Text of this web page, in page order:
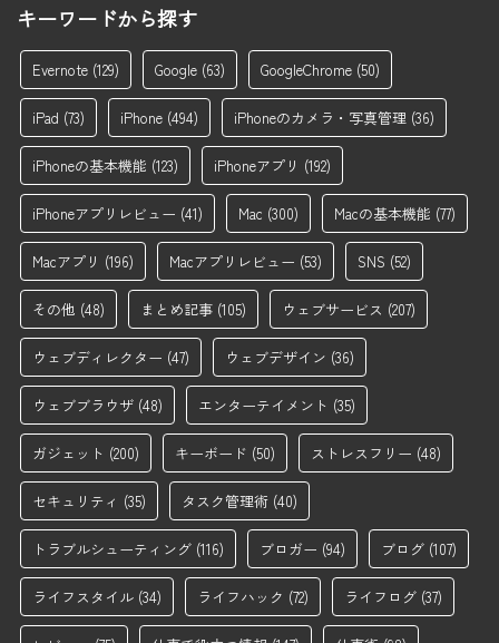
キーワードから探す
Evernote (129) Google (63) GoogleChrome (50)
iPad (73) iPhone (494) iPhoneのカメラ・写真管理 (36)
iPhoneの基本機能 (123) iPhoneアプリ (192)
iPhoneアプリレビュー (41) Mac (300) Macの基本機能 (77)
Macアプリ (196) Macアプリレビュー (53) SNS (52)
その他 (48) まとめ記事 (105) ウェブサービス (207)
ウェブディレクター (47) ウェブデザイン (36)
ウェブブラウザ (48) エンターテイメント (35)
ガジェット (200) キーボード (50) ストレスフリー (48)
セキュリティ (35) タスク管理術 (40)
トラブルシューティング (116) ブロガー (94) ブログ (107)
ライフスタイル (34) ライフハック (72) ライフログ (37)